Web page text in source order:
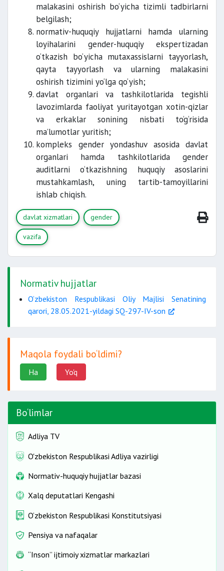
malakasini oshirish bo‘yicha tizimli tadbirlarni
belgilash;
normativ-huquqiy hujjatlarni hamda ularning
loyihalarini gender-huquqiy ekspertizadan
o‘tkazish bo‘yicha mutaxassislarni tayyorlash,
qayta tayyorlash va ularning malakasini
oshirish tizimini yo‘lga qo‘yish;
davlat organlari va tashkilotlarida tegishli
lavozimlarda faoliyat yuritayotgan xotin-qizlar
va erkaklar sonining nisbati to‘g‘risida
ma’lumotlar yuritish;
kompleks gender yondashuv asosida davlat
organlari hamda tashkilotlarida gender
auditlarni o‘tkazishning huquqiy asoslarini
mustahkamlash, uning tartib-tamoyillarini
ishlab chiqish.
davlat xizmatlari gender
vazifa
Normativ hujjatlar
O‘zbekiston Respublikasi Oliy Majlisi Senatining
qarori, 28.05.2021-yildagi SQ-297-IV-son
Maqola foydali bo‘ldimi?
Ha Yo'q
Bo‘limlar
Adliya TV
O'zbekiston Respublikasi Adliya vazirligi
Normativ-huquqiy hujjatlar bazasi
Xalq deputatlari Kengashi
O‘zbekiston Respublikasi Konstitutsiyasi
Pensiya va nafaqalar
“Inson” ijtimoiy xizmatlar markazlari